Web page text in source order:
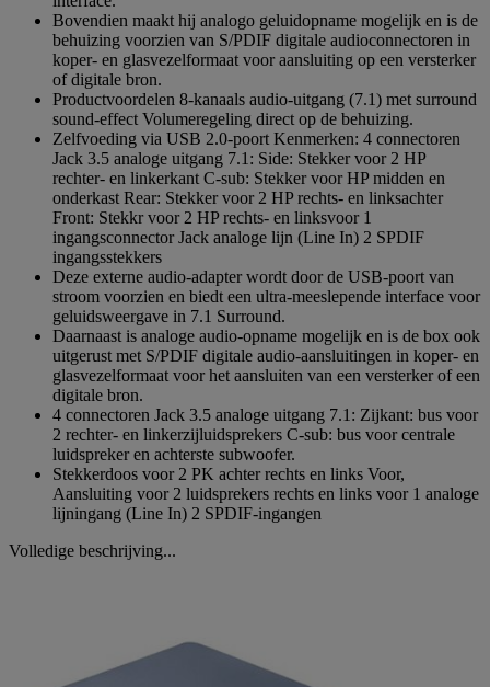
Bovendien maakt hij analogo geluidopname mogelijk en is de
behuizing voorzien van S/PDIF digitale audioconnectoren in
koper- en glasvezelformaat voor aansluiting op een versterker
of digitale bron.
Productvoordelen 8-kanaals audio-uitgang (7.1) met surround
sound-effect Volumeregeling direct op de behuizing.
Zelfvoeding via USB 2.0-poort Kenmerken: 4 connectoren
Jack 3.5 analoge uitgang 7.1: Side: Stekker voor 2 HP
rechter- en linkerkant C-sub: Stekker voor HP midden en
onderkast Rear: Stekker voor 2 HP rechts- en linksachter
Front: Stekkr voor 2 HP rechts- en linksvoor 1
ingangsconnector Jack analoge lijn (Line In) 2 SPDIF
ingangsstekkers
Deze externe audio-adapter wordt door de USB-poort van
stroom voorzien en biedt een ultra-meeslepende interface voor
geluidsweergave in 7.1 Surround.
Daarnaast is analoge audio-opname mogelijk en is de box ook
uitgerust met S/PDIF digitale audio-aansluitingen in koper- en
glasvezelformaat voor het aansluiten van een versterker of een
digitale bron.
4 connectoren Jack 3.5 analoge uitgang 7.1: Zijkant: bus voor
2 rechter- en linkerzijluidsprekers C-sub: bus voor centrale
luidspreker en achterste subwoofer.
Stekkerdoos voor 2 PK achter rechts en links Voor,
Aansluiting voor 2 luidsprekers rechts en links voor 1 analoge
lijningang (Line In) 2 SPDIF-ingangen
Volledige beschrijving...